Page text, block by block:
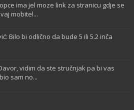
ima jel moze link za stranicu gdje se
mobitel...
Bilo bi odlično da bude 5 ili 5.2 inča
vidim da ste stručnjak pa bi vas
sam no...